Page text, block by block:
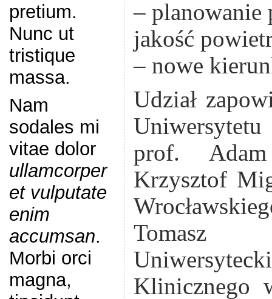
pretium.
Nunc ut
tristique
massa.
Nam
sodales mi
vitae dolor
ullamcorper
et vulputate
enim
accumsan.
Morbi orci
magna,
– planowanie
jakość
– nowe
Udział
prof.
Krzysztof
Klinicznego